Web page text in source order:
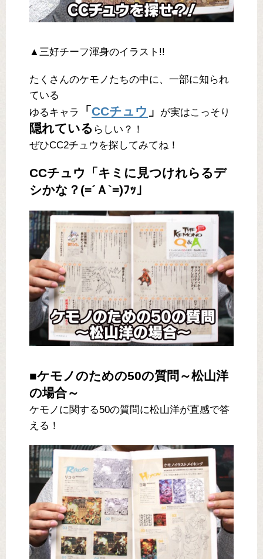
▲三好チーフ渾身のイラスト!!
たくさんのケモノたちの中に、一部に知られ
ている
ゆるキャラ
「 CCチュウ 」 が実はこっそり
隠れている らしい？！
ぜひCC2チュウを探してみてね！
CCチュウ「キミに見つけれらるデ
シかな？(=´Ａ`=)ﾌｯ」
■ケモノのための50の質問～松山洋
の場合～
ケモノに関する50の質問に松山洋が直感で答
える！